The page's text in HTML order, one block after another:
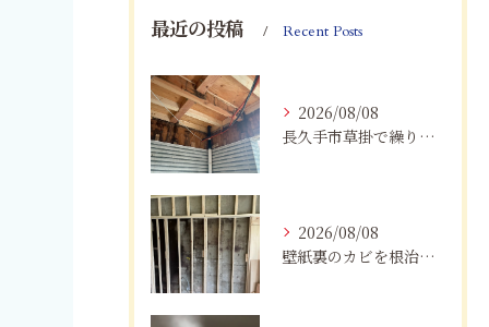
最近の投稿 Recent Posts
2026/08/08
長久手市草掛で繰り返すカビにお困りの方へ｜原因から解決策まで紹介
2026/08/08
壁紙裏のカビを根治！下地交換と防カビリフォームの重要性